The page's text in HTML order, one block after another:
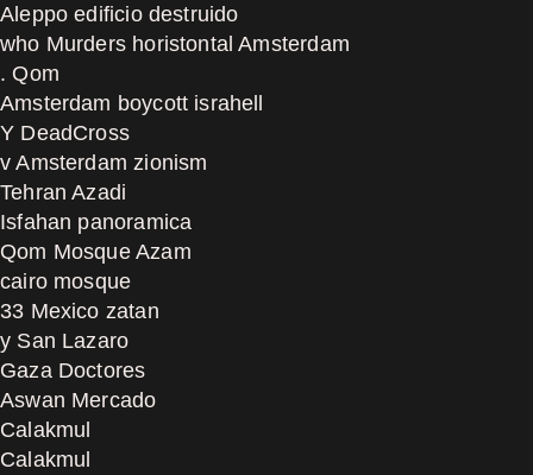
Aleppo edificio destruido
who Murders horistontal Amsterdam
. Qom
Amsterdam boycott israhell
Y DeadCross
v Amsterdam zionism
Tehran Azadi
Isfahan panoramica
Qom Mosque Azam
cairo mosque
33 Mexico zatan
y San Lazaro
Gaza Doctores
Aswan Mercado
Calakmul
Calakmul